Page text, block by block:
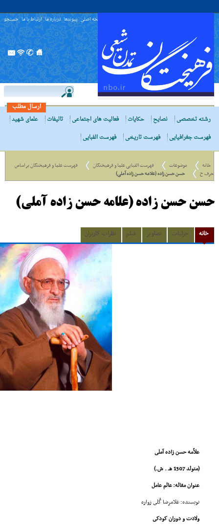
صفحه اصلی پیوندها درباره ما ارتباط با ما جستجو
ارسال مطلب
رشته تخصصی
نصایح حکایات فعالیت های اجتماعی تالیفات
علمای شهید
فهرست جغرافیایی
فهرست تاریخی فهرست الفبایی
خانه موضوعات فهرست الفبایی علما و فرهیختگان
فهرست علما و فرهیختگان بر اساس
حرف ح
حسن حسن زاده (علامه حسن زاده آملی)
حسن حسن زاده (علامه حسن زاده آملی)
خانه جزئیات تصاویر فیلم نظرات کاربران
علاّمه حسن زاده آملى
(متولد 1307 هـ . ش.)
عنوان مقاله: عالم عامل
نویسنده: غلامرضا گُلى زواره
ولادت و دوران کودکى